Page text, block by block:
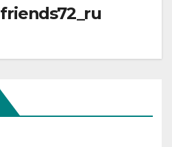
friends72_ru